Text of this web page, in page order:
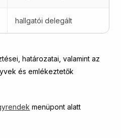
hallgatói delegált
határozatai, valamint az
és emlékeztetők
menüpont alatt